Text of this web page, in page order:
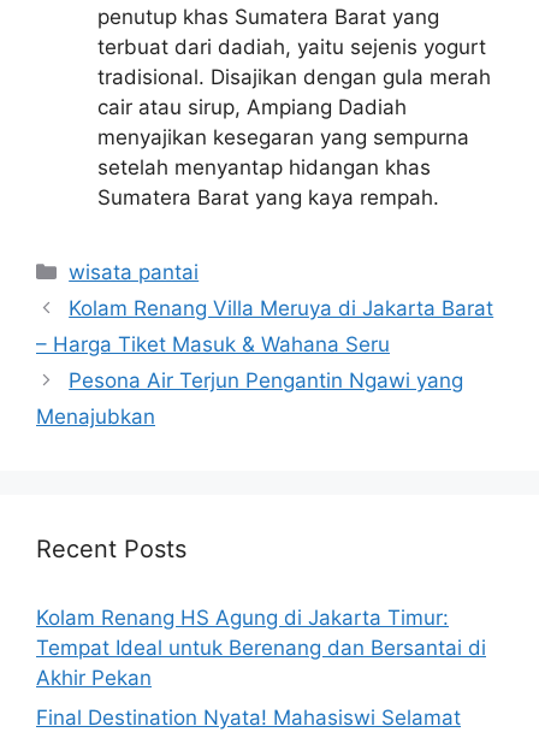
penutup khas Sumatera Barat yang
terbuat dari dadiah, yaitu sejenis yogurt
tradisional. Disajikan dengan gula merah
cair atau sirup, Ampiang Dadiah
menyajikan kesegaran yang sempurna
setelah menyantap hidangan khas
Sumatera Barat yang kaya rempah.
Categories
wisata pantai
Kolam Renang Villa Meruya di Jakarta Barat
– Harga Tiket Masuk & Wahana Seru
Pesona Air Terjun Pengantin Ngawi yang
Menajubkan
Recent Posts
Kolam Renang HS Agung di Jakarta Timur:
Tempat Ideal untuk Berenang dan Bersantai di
Akhir Pekan
Final Destination Nyata! Mahasiswi Selamat